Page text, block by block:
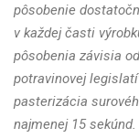
pôsobenie
v každej časti
pôsobenia závisia
potravinovej
pasterizácia
najmenej 15